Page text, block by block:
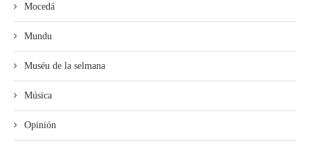
Mocedá
Mundu
Muséu de la selmana
Música
Opinión